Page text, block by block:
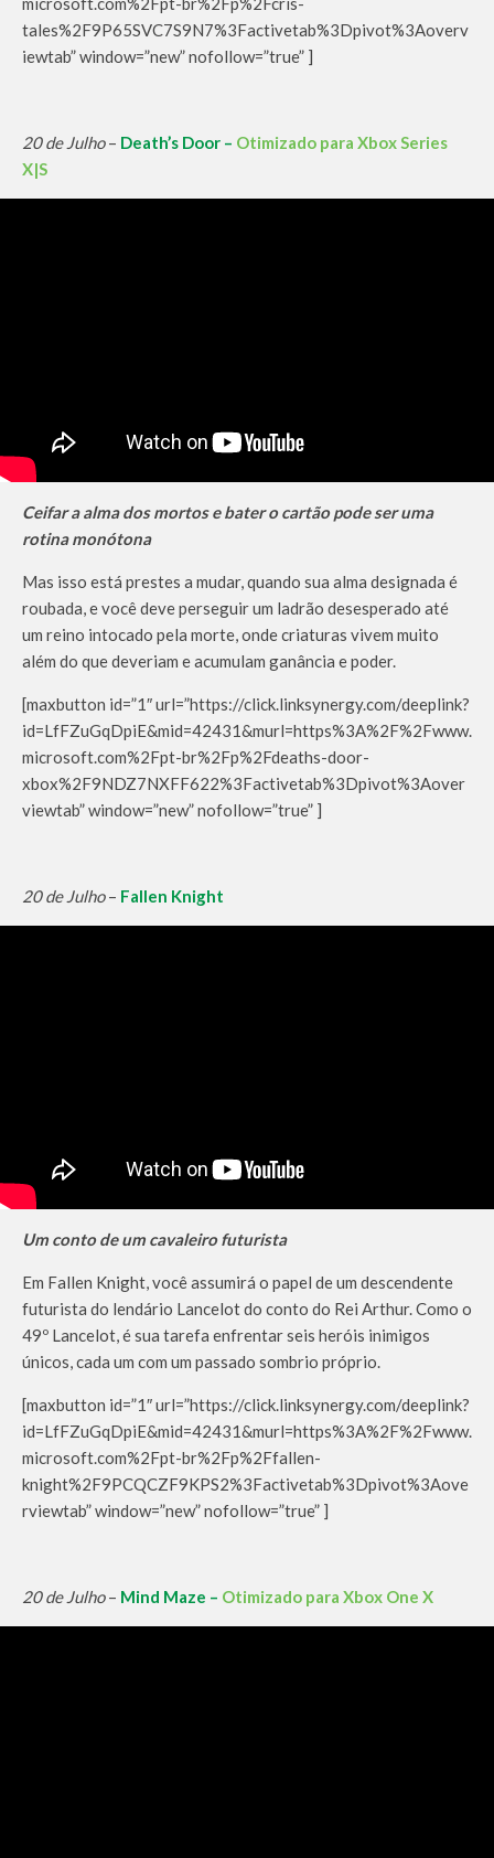
tales%2F9P65SVC7S9N7%3Factivetab%3Dpivot%3Aoverv
iewtab” window=”new” nofollow=”true” ]
20 de Julho– Death’s Door – Otimizado para Xbox Series
X|S
Ceifar a alma dos mortos e bater o cartão pode ser uma
rotina monótona
Mas isso está prestes a mudar, quando sua alma designada é
roubada, e você deve perseguir um ladrão desesperado até
um reino intocado pela morte, onde criaturas vivem muito
além do que deveriam e acumulam ganância e poder.
[maxbutton id=”1″ url=”https://click.linksynergy.com/deeplink?
id=LfFZuGqDpiE&mid=42431&murl=https%3A%2F%2Fwww.
microsoft.com%2Fpt-br%2Fp%2Fdeaths-door-
xbox%2F9NDZ7NXFF622%3Factivetab%3Dpivot%3Aover
viewtab” window=”new” nofollow=”true” ]
20 de Julho– Fallen Knight
Um conto de um cavaleiro futurista
Em Fallen Knight, você assumirá o papel de um descendente
futurista do lendário Lancelot do conto do Rei Arthur. Como o
49º Lancelot, é sua tarefa enfrentar seis heróis inimigos
únicos, cada um com um passado sombrio próprio.
[maxbutton id=”1″ url=”https://click.linksynergy.com/deeplink?
id=LfFZuGqDpiE&mid=42431&murl=https%3A%2F%2Fwww.
microsoft.com%2Fpt-br%2Fp%2Ffallen-
knight%2F9PCQCZF9KPS2%3Factivetab%3Dpivot%3Aove
rviewtab” window=”new” nofollow=”true” ]
20 de Julho– Mind Maze – Otimizado para Xbox One X